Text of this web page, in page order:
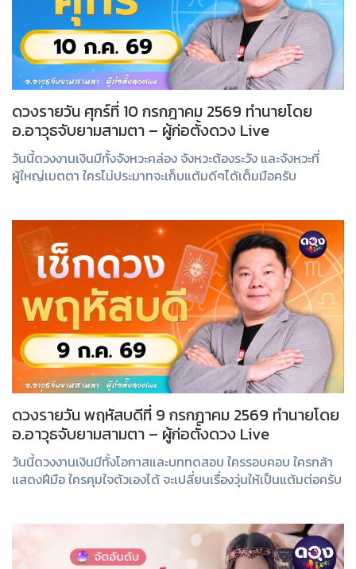
ดวงรายวัน ศุกร์ที่ 10 กรกฎาคม 2569 ทำนายโดย
อ.อาวุธจับยามสามตา – ผู้ก่อตั้งดวง Live
วันนี้ดวงงานเงินมีทั้งจังหวะคล่อง จังหวะต้องระวัง และจังหวะที่
ผู้ใหญ่เมตตา ใครไม่ประมาทจะเก็บแต้มดีๆได้เต็มมือครับ
ดวงรายวัน พฤหัสบดีที่ 9 กรกฎาคม 2569 ทำนายโดย
อ.อาวุธจับยามสามตา – ผู้ก่อตั้งดวง Live
วันนี้ดวงงานเงินมีทั้งโอกาสและบททดสอบ ใครรอบคอบ ใครกล้า
แสดงฝีมือ ใครคุมใจตัวเองได้ จะเปลี่ยนเรื่องวุ่นให้เป็นแต้มต่อครับ